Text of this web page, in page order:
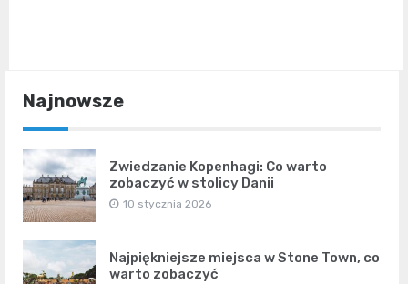
Najnowsze
Zwiedzanie Kopenhagi: Co warto
zobaczyć w stolicy Danii
10 stycznia 2026
Najpiękniejsze miejsca w Stone Town, co
warto zobaczyć